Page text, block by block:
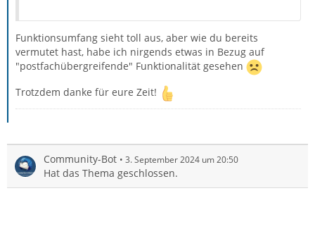
Funktionsumfang sieht toll aus, aber wie du bereits
vermutet hast, habe ich nirgends etwas in Bezug auf
"postfachübergreifende" Funktionalität gesehen
Trotzdem danke für eure Zeit!
Community-Bot 3. September 2024 um 20:50
Hat das Thema geschlossen.